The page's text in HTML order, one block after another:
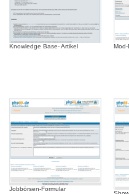
Knowledge Base- Artikel
Jobbörsen-Formular